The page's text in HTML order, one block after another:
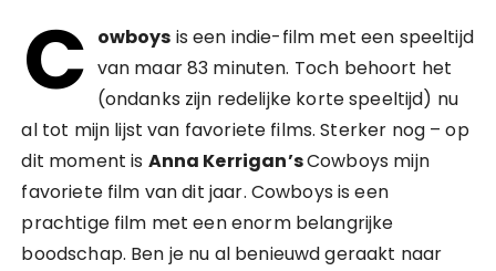
C owboys is een indie-film met een speeltijd
van maar 83 minuten. Toch behoort het
(ondanks zijn redelijke korte speeltijd) nu
al tot mijn lijst van favoriete films. Sterker nog – op
dit moment is Anna Kerrigan’sCowboys mijn
favoriete film van dit jaar. Cowboys is een
prachtige film met een enorm belangrijke
boodschap. Ben je nu al benieuwd geraakt naar